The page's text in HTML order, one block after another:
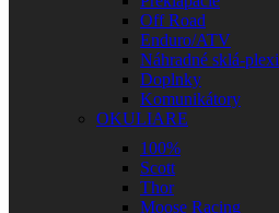
Off Road
Enduro/ATV
Náhradné sklá-plexi
Doplnky
Komunikátory
OKULIARE
100%
Scott
Thor
Moose Racing